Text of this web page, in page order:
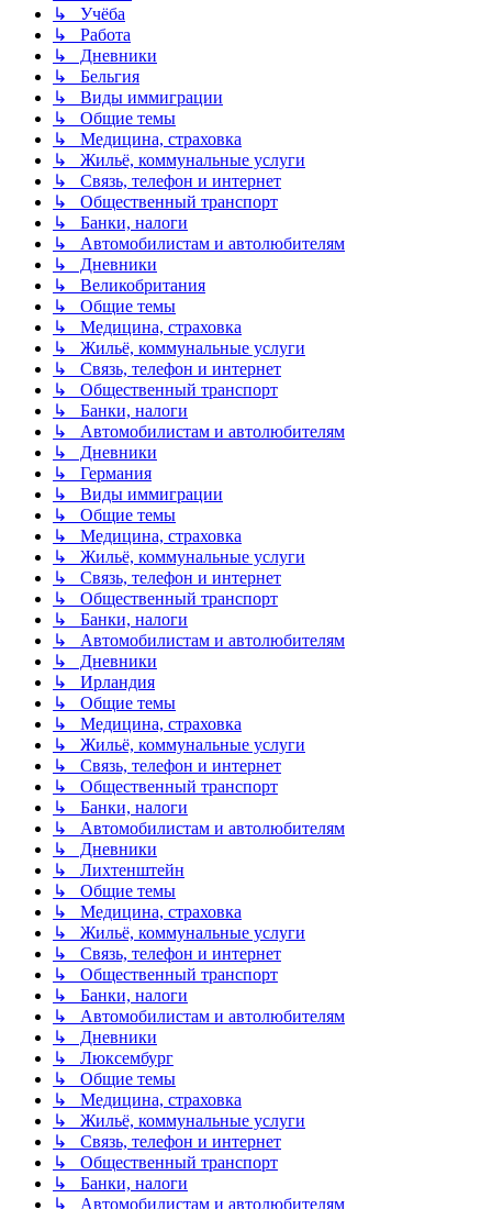
↳ Учёба
↳ Работа
↳ Дневники
↳ Бельгия
↳ Виды иммиграции
↳ Общие темы
↳ Медицина, страховка
↳ Жильё, коммунальные услуги
↳ Связь, телефон и интернет
↳ Общественный транспорт
↳ Банки, налоги
↳ Автомобилистам и автолюбителям
↳ Дневники
↳ Великобритания
↳ Общие темы
↳ Медицина, страховка
↳ Жильё, коммунальные услуги
↳ Связь, телефон и интернет
↳ Общественный транспорт
↳ Банки, налоги
↳ Автомобилистам и автолюбителям
↳ Дневники
↳ Германия
↳ Виды иммиграции
↳ Общие темы
↳ Медицина, страховка
↳ Жильё, коммунальные услуги
↳ Связь, телефон и интернет
↳ Общественный транспорт
↳ Банки, налоги
↳ Автомобилистам и автолюбителям
↳ Дневники
↳ Ирландия
↳ Общие темы
↳ Медицина, страховка
↳ Жильё, коммунальные услуги
↳ Связь, телефон и интернет
↳ Общественный транспорт
↳ Банки, налоги
↳ Автомобилистам и автолюбителям
↳ Дневники
↳ Лихтенштейн
↳ Общие темы
↳ Медицина, страховка
↳ Жильё, коммунальные услуги
↳ Связь, телефон и интернет
↳ Общественный транспорт
↳ Банки, налоги
↳ Автомобилистам и автолюбителям
↳ Дневники
↳ Люксембург
↳ Общие темы
↳ Медицина, страховка
↳ Жильё, коммунальные услуги
↳ Связь, телефон и интернет
↳ Общественный транспорт
↳ Банки, налоги
↳ Автомобилистам и автолюбителям